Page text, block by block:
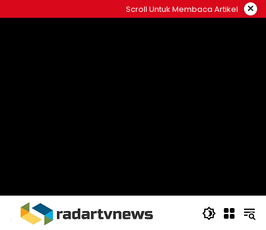
to
Scroll Untuk Membaca Artikel ×